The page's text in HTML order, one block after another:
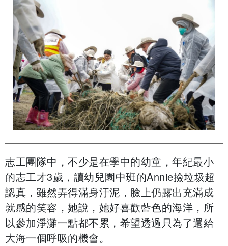
志工團隊中，不少是在學中的幼童，年紀最小
的志工才3歲，讀幼兒園中班的Annie撿垃圾超
認真，雖然弄得滿身汙泥，臉上仍露出充滿成
就感的笑容，她說，她好喜歡藍色的海洋，所
以參加淨灘一點都不累，希望透過只為了還給
大海一個呼吸的機會。